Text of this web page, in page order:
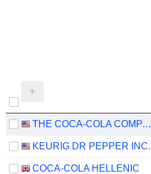
THE COCA-COLA COMPANY
KEURIG DR PEPPER INC.
COCA-COLA HELLENIC